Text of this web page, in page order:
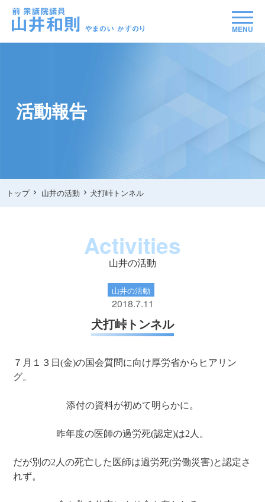
MENU
活動報告
トップ 山井の活動 犬打峠トンネル
Activities
山井の活動
山井の活動
2018.7.11
犬打峠トンネル
７月１３日(金)の国会質問に向け厚労省からヒアリン
グ。
添付の資料が初めて明らかに。
昨年度の医師の過労死(認定)は2人。
だが別の2人の死亡した医師は過労死(労働災害)と認定さ
れず。